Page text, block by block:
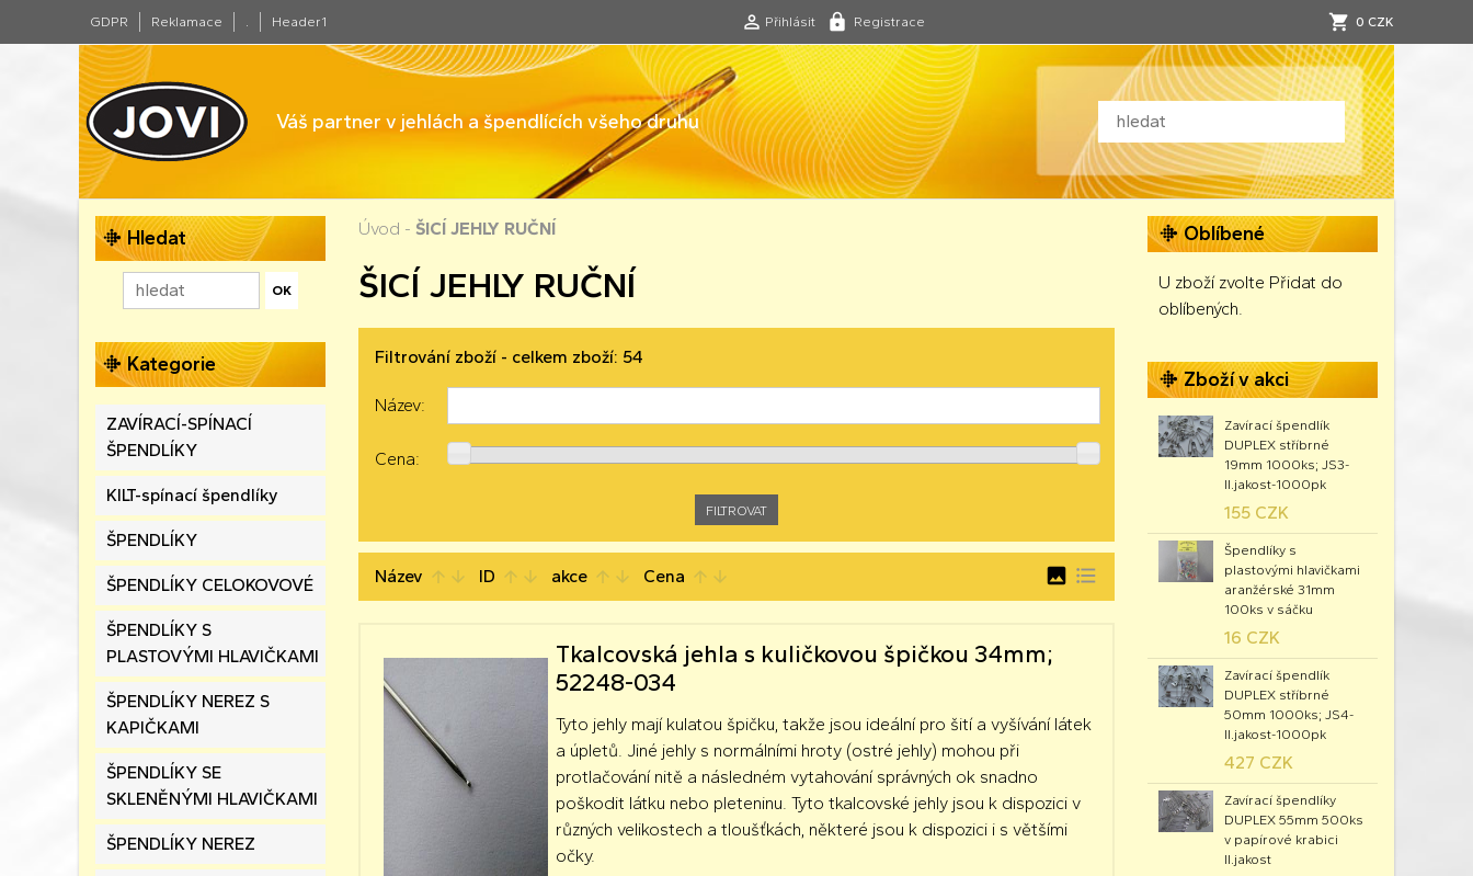
GDPR Reklamace . Header1 Přihlásit Registrace 0 CZK
Váš partner v jehlách a špendlících všeho druhu
Hledat
Kategorie
ZAVÍRACÍ-SPÍNACÍ
ŠPENDLÍKY
KILT-spínací špendlíky
ŠPENDLÍKY
ŠPENDLÍKY CELOKOVOVÉ
ŠPENDLÍKY S
PLASTOVÝMI HLAVIČKAMI
ŠPENDLÍKY NEREZ S
KAPIČKAMI
ŠPENDLÍKY SE
SKLENĚNÝMI HLAVIČKAMI
ŠPENDLÍKY NEREZ
Úvod - ŠICÍ JEHLY RUČNÍ
ŠICÍ JEHLY RUČNÍ
Filtrování zboží - celkem zboží: 54
Název:
Cena:
Název arrow_upward arrow_downward ID arrow_upward arrow_downward akce arrow_upward arrow_downward Cena arrow_upward arrow_downward image format_list_bulleted
Tkalcovská jehla s kuličkovou špičkou 34mm;
52248-034
Tyto jehly mají kulatou špičku, takže jsou ideální pro šití a vyšívání látek
a úpletů. Jiné jehly s normálními hroty (ostré jehly) mohou při
protlačování nitě a následném vytahování správných ok snadno
poškodit látku nebo pleteninu. Tyto tkalcovské jehly jsou k dispozici v
různých velikostech a tloušťkách, některé jsou k dispozici i s většími
očky.
Oblíbené
U zboží zvolte Přidat do
oblíbených.
Zboží v akci
Zavírací špendlík
DUPLEX stříbrné
19mm 1000ks; JS3-
II.jakost-1000pk
155 CZK
Špendlíky s
plastovými hlavičkami
aranžérské 31mm
100ks v sáčku
16 CZK
Zavírací špendlík
DUPLEX stříbrné
50mm 1000ks; JS4-
II.jakost-1000pk
427 CZK
Zavírací špendlíky
DUPLEX 55mm 500ks
v papírové krabici
II.jakost